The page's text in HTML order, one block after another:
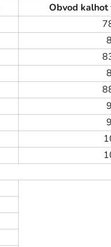
Obvod kalhot